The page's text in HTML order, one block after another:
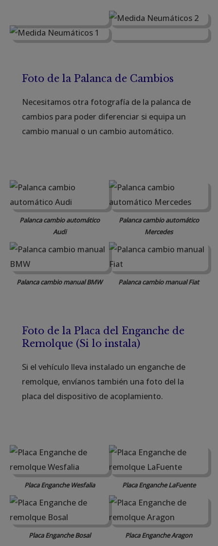
Foto de la Palanca de Cambios
Necesitamos otra fotografía de la palanca de
cambios para poder diferenciar si equipa un
cambio manual o un cambio automático.
Palanca cambio automático
Audi
Palanca cambio automático
Mercedes
Palanca cambio manual BMW Palanca cambio manual Fiat
Foto de la Placa del Enganche de
Remolque (Si lo instala)
Si el vehículo lleva instalado un enganche de
remolque, envíanos también una foto del la
placa del dispositivo de acoplamiento.
Placa Enganche Wesfalia Placa Enganche LaFuente
Placa Enganche Bosal Placa Enganche Aragon